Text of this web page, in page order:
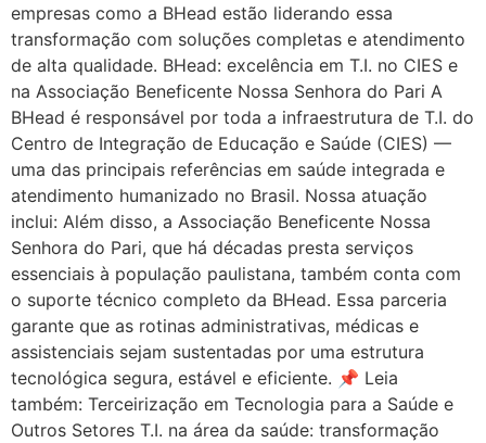
empresas como a BHead estão liderando essa
transformação com soluções completas e atendimento
de alta qualidade. BHead: excelência em T.I. no CIES e
na Associação Beneficente Nossa Senhora do Pari A
BHead é responsável por toda a infraestrutura de T.I. do
Centro de Integração de Educação e Saúde (CIES) —
uma das principais referências em saúde integrada e
atendimento humanizado no Brasil. Nossa atuação
inclui: Além disso, a Associação Beneficente Nossa
Senhora do Pari, que há décadas presta serviços
essenciais à população paulistana, também conta com
o suporte técnico completo da BHead. Essa parceria
garante que as rotinas administrativas, médicas e
assistenciais sejam sustentadas por uma estrutura
tecnológica segura, estável e eficiente. 📌 Leia
também: Terceirização em Tecnologia para a Saúde e
Outros Setores T.I. na área da saúde: transformação